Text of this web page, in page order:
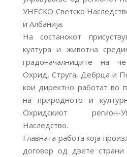
УНЕСКО Светско
и Албанија.
На состанокот
култура и животна
градоначалниците на
Охрид, Струга, Дебрца и
кои директно работат во
на природното и
Охридскиот
Наследство.
Главната работа која
договор од двете